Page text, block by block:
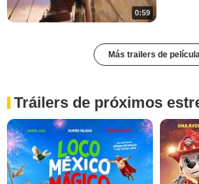
0:59
Más trailers de
Tráilers de próximos